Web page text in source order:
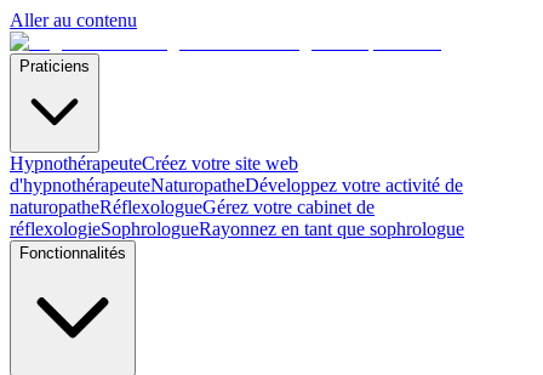
Aller au contenu
Praticiens
HypnothérapeuteCréez votre site web
d'hypnothérapeuteNaturopatheDéveloppez votre activité de
naturopatheRéflexologueGérez votre cabinet de
réflexologieSophrologueRayonnez en tant que sophrologue
Fonctionnalités